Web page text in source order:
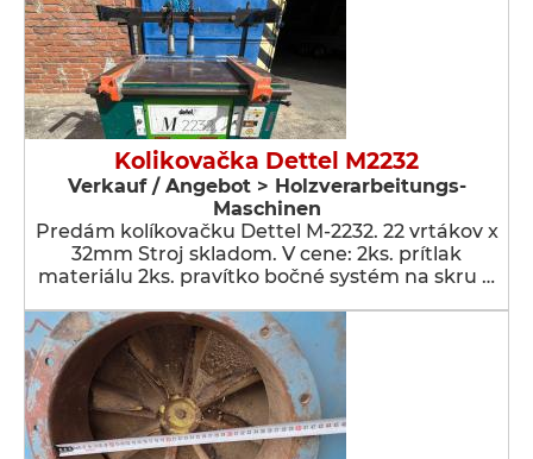
Kolikovačka Dettel M2232
Verkauf / Angebot > Holzverarbeitungs-
Maschinen
Predám kolíkovačku Dettel M-2232. 22 vrtákov x
32mm Stroj skladom. V cene: 2ks. prítlak
materiálu 2ks. pravítko bočné systém na skru …